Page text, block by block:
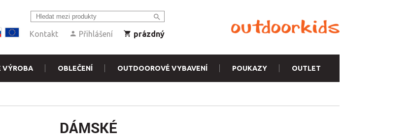
Kontakt Přihlášení prázdný
VÝROBA OBLEČENÍ OUTDOOROVÉ VYBAVENÍ POUKAZY OUTLET
DÁMSKÉ